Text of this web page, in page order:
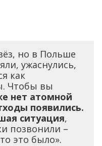
но в Польше
ужаснулись,
как
Чтобы вы
нет атомной
появились.
ситуация,
позвонили –
это было».